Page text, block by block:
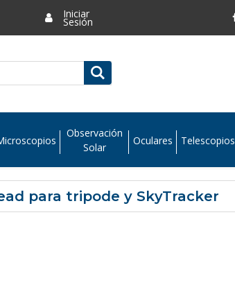
Iniciar
Sesión
Observación
Solar
Oculares Telescopios
para tripode y SkyTracker